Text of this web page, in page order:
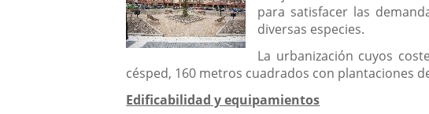
para satisfacer las
diversas especies.
La urbanización cuyos
césped, 160 metros cuadrados con plantaciones
Edificabilidad y equipamientos